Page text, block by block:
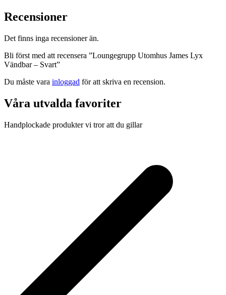
Recensioner
Det finns inga recensioner än.
Bli först med att recensera ”Loungegrupp Utomhus James Lyx
Vändbar – Svart”
Du måste vara inloggad för att skriva en recension.
Våra utvalda favoriter
Handplockade produkter vi tror att du gillar